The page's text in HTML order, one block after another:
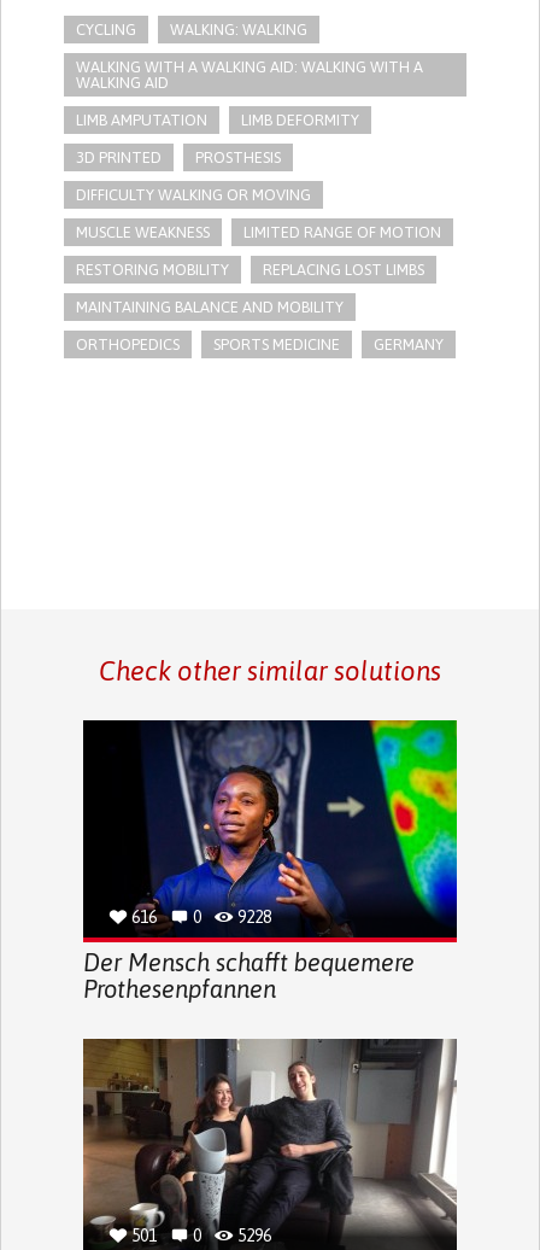
CYCLING WALKING: WALKING
WALKING WITH A WALKING AID: WALKING WITH A
WALKING AID
LIMB AMPUTATION LIMB DEFORMITY
3D PRINTED PROSTHESIS
DIFFICULTY WALKING OR MOVING
MUSCLE WEAKNESS LIMITED RANGE OF MOTION
RESTORING MOBILITY REPLACING LOST LIMBS
MAINTAINING BALANCE AND MOBILITY
ORTHOPEDICS SPORTS MEDICINE GERMANY
Check other similar solutions
616 0 9228
Der Mensch schafft bequemere
Prothesenpfannen
501 0 5296